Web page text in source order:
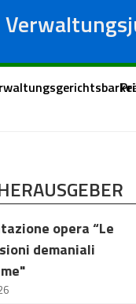
Regionale
Portal des
opera “Le
demaniali